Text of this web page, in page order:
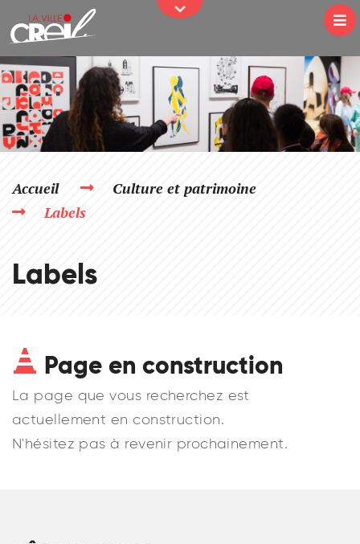
Passer au contenu JE PARTICIPE
Accueil
Culture et patrimoine
Labels
Labels
Page en construction
La page que vous recherchez est
actuellement en construction.
N'hésitez pas à revenir prochainement.